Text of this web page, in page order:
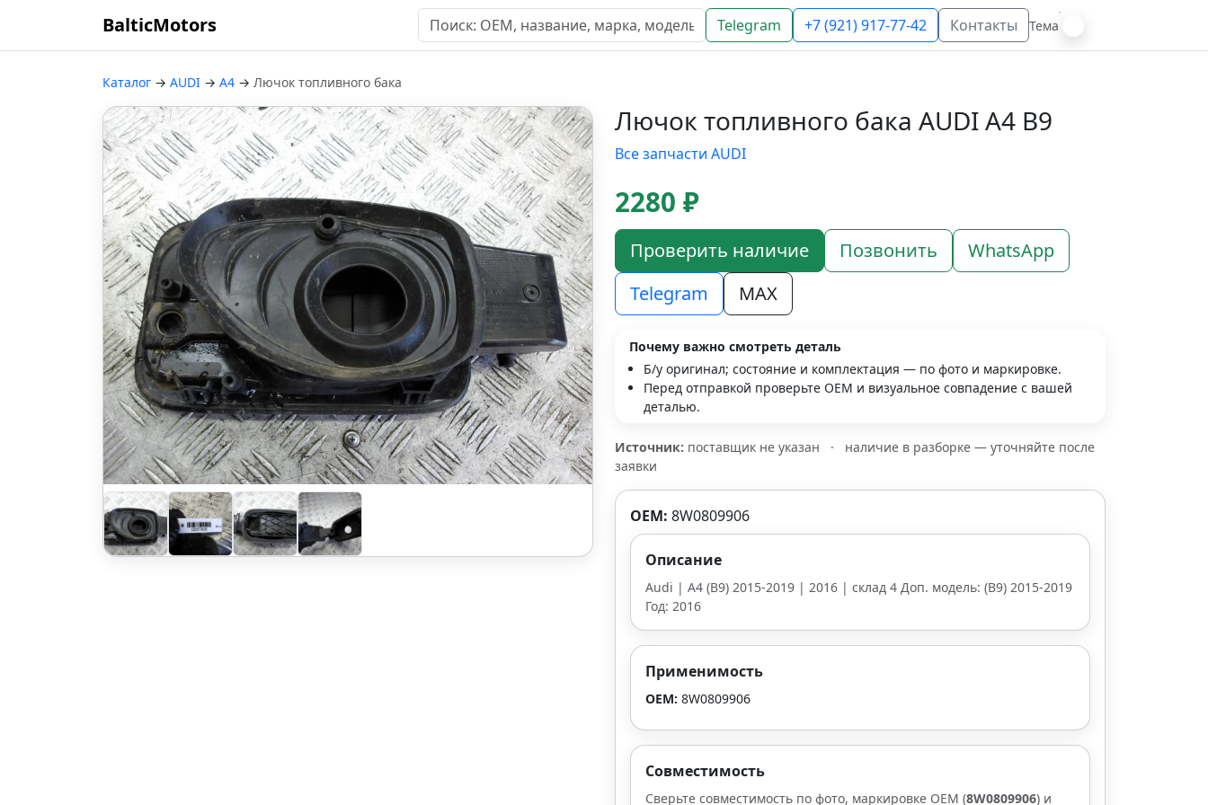
BalticMotors Telegram +7 (921) 917-77-42 Контакты Тема
Каталог → AUDI → A4 → Лючок топливного бака
Лючок топливного бака AUDI A4 B9
Все запчасти AUDI
2280 ₽
Проверить наличие Позвонить
WhatsApp
Telegram
MAX
Почему важно смотреть деталь
Б/у оригинал; состояние и комплектация — по фото и маркировке.
Перед отправкой проверьте OEM и визуальное совпадение с вашей
деталью.
Источник: поставщик не указан ·
наличие в разборке — уточняйте после
заявки
OEM: 8W0809906
Описание
Audi | A4 (B9) 2015-2019 | 2016 | склад 4 Доп. модель: (B9) 2015-2019
Год: 2016
Применимость
OEM: 8W0809906
Совместимость
Сверьте совместимость по фото, маркировке OEM (8W0809906) и